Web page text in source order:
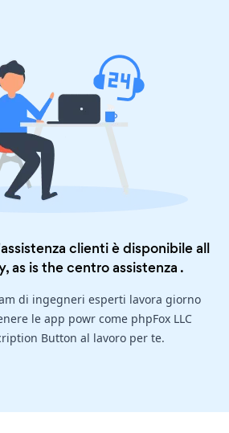
clienti è disponibile all
as is thecentro assistenza .
di ingegneri esperti lavora giorno
le app powr come phpFox LLC
Button al lavoro per te.